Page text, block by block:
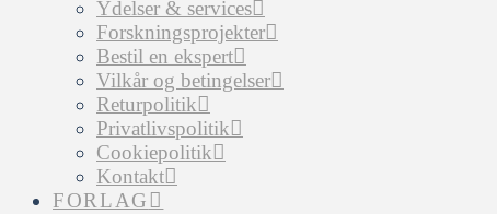
Ydelser & services
Forskningsprojekter
Bestil en ekspert
Vilkår og betingelser
Returpolitik
Privatlivspolitik
Cookiepolitik
Kontakt
FORLAG